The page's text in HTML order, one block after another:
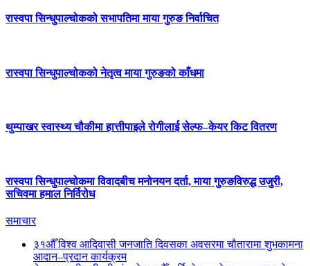
रास्वपा सिन्धुपाल्चोकको सभापतिमा माया गुरुङ निर्वाचित
रास्वपा सिन्धुपाल्चोकको नेतृत्व माया गुरुङको काँधमा
थुम्पाखर स्वास्थ्य चौकीमा हात्तीपाइले रोगीलाई सेल्फ–केयर किट वितरण
रास्वपा सिन्धुपाल्चोकमा विवादबीच मनोनयन दर्ता, माया गुरुङविरुद्ध उजुरी,
सचिवमा हमाल निर्विरोध
समाचार
३१औँ विश्व आदिवासी जनजाति दिवसका अवसरमा चौतारामा शुभकामना
आदान–प्रदान कार्यक्रम